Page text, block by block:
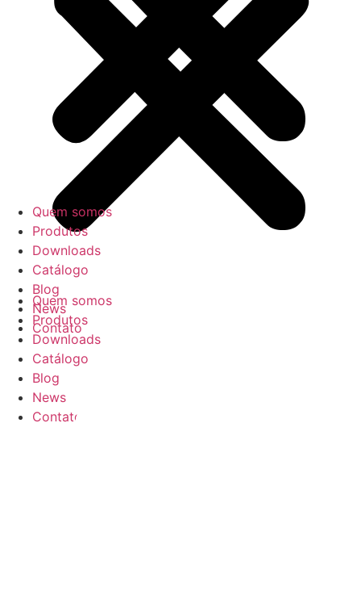
Quem somos
Produtos
Downloads
Catálogo
Blog
News
Contato
Quem somos
Produtos
Downloads
Catálogo
Blog
News
Contato